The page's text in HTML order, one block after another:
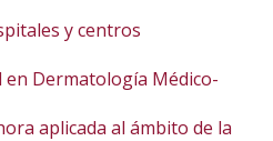
y centros
en Dermatología Médico-
aplicada al ámbito de la